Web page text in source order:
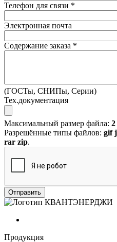
Телефон для связи *
Электронная почта
Содержание заказа *
(ГОСТы, СНИПы, Серии)
Тех.документация
Максимальный размер файла:
Разрешённые типы файлов: gif
rar zip.
Продукция